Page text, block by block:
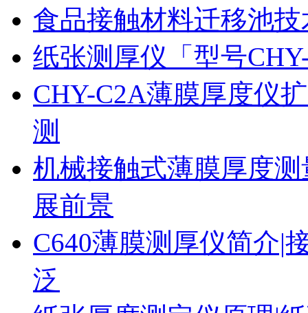
食品接触材料迁移池
纸张测厚仪「型号
CHY-C2A薄膜厚度仪
测
机械接触式薄膜厚度
展前景
C640薄膜测厚仪简介|
泛